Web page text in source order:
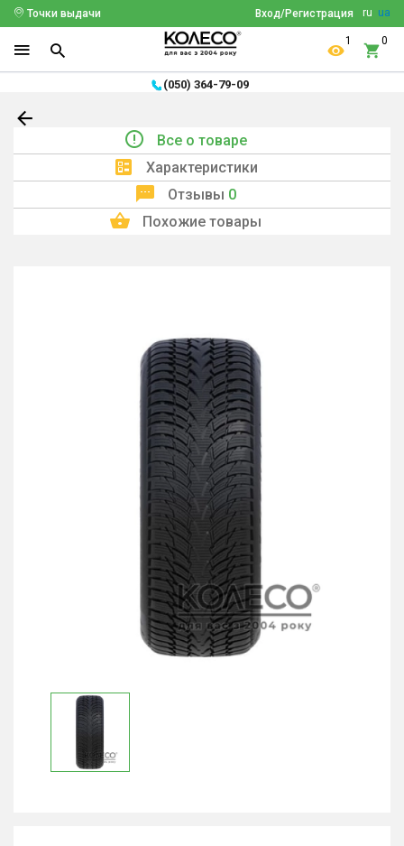
ru ua
Вход/Регистрация
Точки выдачи
1 0
(050) 364-79-09
Все о товаре
Характеристики
Отзывы 0
Похожие товары